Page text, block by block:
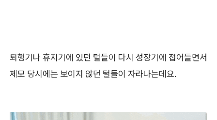
퇴행기나 휴지기에 있던 털들이 다시 성장기에 접어들면서
제모 당시에는 보이지 않던 털들이 자라나는데요.